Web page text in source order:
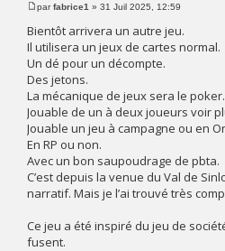
parfabrice1 » 31 Juil 2025, 12:59
Bientôt arrivera un autre jeu.
Il utilisera un jeux de cartes normal.
Un dé pour un décompte.
Des jetons.
La mécanique de jeux sera le poker.
Jouable de un à deux joueurs voir
Jouable un jeu à campagne ou en
En RP ou non.
Avec un bon saupoudrage de pbta.
C’est depuis la venue du Val de
narratif. Mais je l’ai trouvé très
Ce jeu a été inspiré du jeu de
fusent.